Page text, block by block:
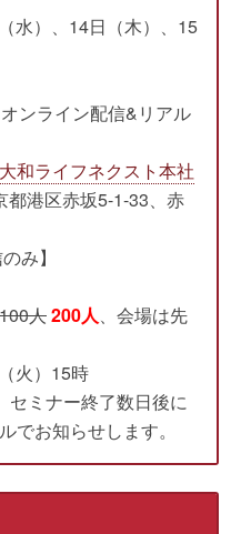
）、14日（木）、15
ンライン配信&リアル
和ライフネクスト本社
都港区赤坂5-1-33、赤
み】
100人200人、会場は先
火）15時
セミナー終了数日後に
でお知らせします。